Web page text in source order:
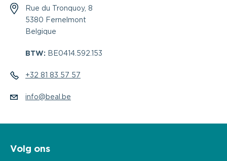
Rue du Tronquoy, 8
5380 Fernelmont
Belgique
BTW: BE0414.592.153
+32 81 83 57 57
info@beal.be
Volg ons